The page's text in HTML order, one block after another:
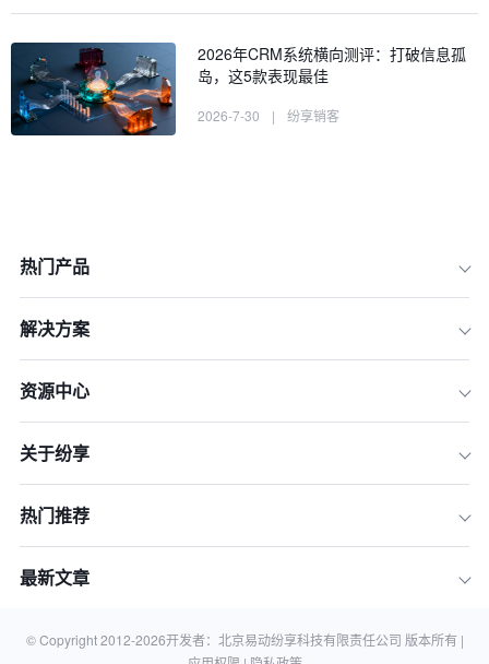
六、定价模式与总拥有成本（TCO）：
七、成功案例与客户验证：谁和我们一
AI销售管理系统常见问题 (FAQ)
2026年CRM系统横向测评：打破信息孤
岛，这5款表现最佳
2026-7-30 | 纷享销客
热门产品
解决方案
资源中心
关于纷享
热门推荐
最新文章
© Copyright 2012-2026开发者：北京易动纷享科技有限责任公司 版本所有 |